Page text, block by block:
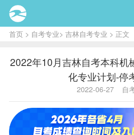
首页> 自考专业> 吉林自考专业 > 正文
2022年10月吉林自考本科机
化专业计划-停
2022-06-27 自